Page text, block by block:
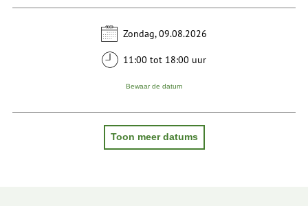
Zondag, 09.08.2026
11:00 tot 18:00 uur
Bewaar de datum
Toon meer datums